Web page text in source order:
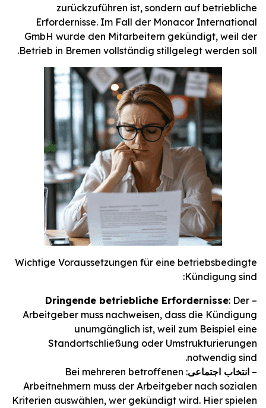
zurückzuführen ist, sondern auf betriebliche
Erfordernisse. Im Fall der Monacor International
GmbH wurde den Mitarbeitern gekündigt, weil der
Betrieb in Bremen vollständig stillgelegt werden soll.
Wichtige Voraussetzungen für eine betriebsbedingte
Kündigung sind:
–
Dringende betriebliche Erfordernisse: Der
Arbeitgeber muss nachweisen, dass die Kündigung
unumgänglich ist, weil zum Beispiel eine
Standortschließung oder Umstrukturierungen
notwendig sind.
– انتخاب اجتماعی : Bei mehreren betroffenen
Arbeitnehmern muss der Arbeitgeber nach sozialen
Kriterien auswählen, wer gekündigt wird. Hier spielen